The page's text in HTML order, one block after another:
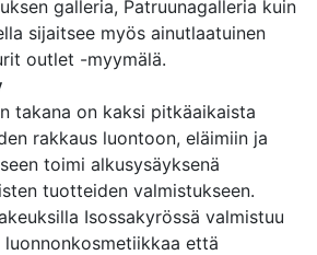
galleria, Patruunagalleria kuin
sijaitsee myös ainutlaatuinen
outlet -myymälä.
takana on kaksi pitkäaikaista
rakkaus luontoon, eläimiin ja
toimi alkusysäyksenä
tuotteiden valmistukseen.
Isossakyrössä valmistuu
luonnonkosmetiikkaa että